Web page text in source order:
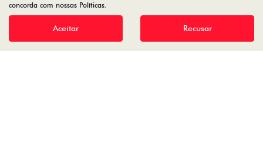
concorda com nossas Políticas.
Aceitar Recusar